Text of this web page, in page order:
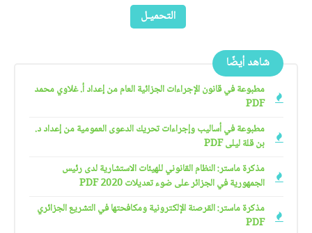
التحميـل
شاهد أيضًا
مطبوعة في قانون الإجراءات الجزائية العام من إعداد أ. غلاوي محمد
PDF
مطبوعة في أساليب وإجراءات تحريك الدعوى العمومية من إعداد د.
بن قلة ليلى PDF
مذكرة ماستر: النظام القانوني للهيئات الاستشارية لدى رئيس
الجمهورية في الجزائر على ضوء تعديلات 2020 PDF
مذكرة ماستر: القرصنة الإلكترونية ومكافحتها في التشريع الجزائري
PDF